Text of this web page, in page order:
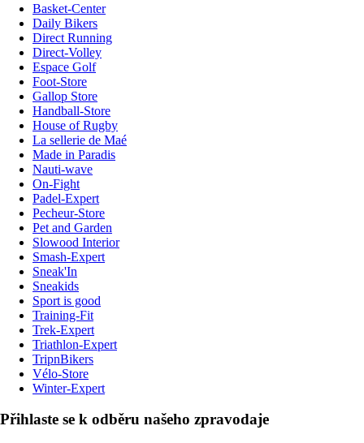
Basket-Center
Daily Bikers
Direct Running
Direct-Volley
Espace Golf
Foot-Store
Gallop Store
Handball-Store
House of Rugby
La sellerie de Maé
Made in Paradis
Nauti-wave
On-Fight
Padel-Expert
Pecheur-Store
Pet and Garden
Slowood Interior
Smash-Expert
Sneak'In
Sneakids
Sport is good
Training-Fit
Trek-Expert
Triathlon-Expert
TripnBikers
Vélo-Store
Winter-Expert
Přihlaste se k odběru našeho zpravodaje